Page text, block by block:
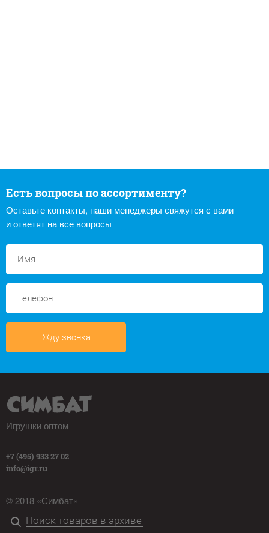
Есть вопросы по ассортименту?
Оставьте контакты, наши менеджеры свяжутся с вами
и ответят на все вопросы
Жду звонка
Игрушки оптом
+7 (495) 933 27 02
info@igr.ru
© 2018 «Симбат»